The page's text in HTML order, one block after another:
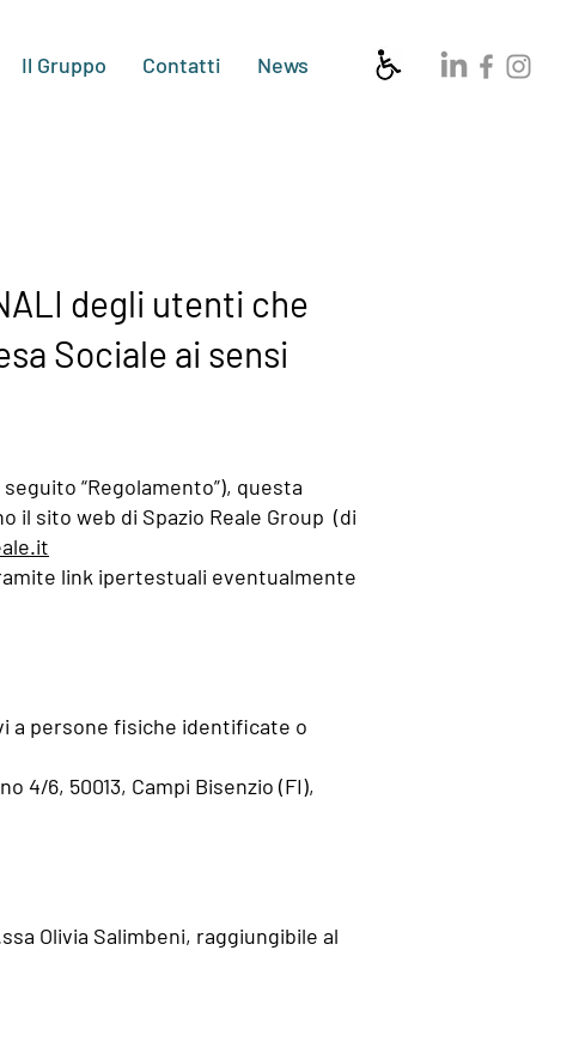
Il Gruppo Contatti News
degli utenti che
Sociale ai sensi
“Regolamento”), questa
il sito web di Spazio Reale Group (di
link ipertestuali eventualmente
a persone fisiche identificate o
4/6, 50013, Campi Bisenzio (FI),
Olivia Salimbeni, raggiungibile al